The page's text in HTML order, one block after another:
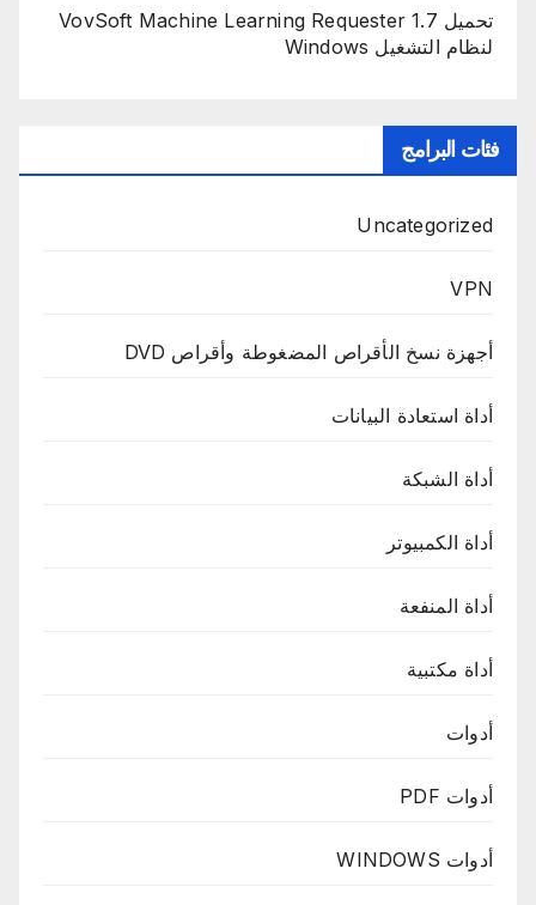
تحميل VovSoft Machine Learning Requester 1.7
لنظام التشغيل Windows
فئات البرامج
Uncategorized
VPN
أجهزة نسخ الأقراص المضغوطة وأقراص DVD
أداة استعادة البيانات
أداة الشبكة
أداة الكمبيوتر
أداة المنفعة
أداة مكتبية
أدوات
أدوات PDF
أدوات WINDOWS